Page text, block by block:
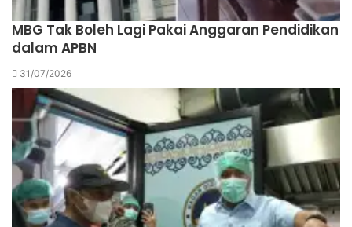
MBG Tak Boleh Lagi Pakai Anggaran Pendidikan
dalam APBN
31/07/2026